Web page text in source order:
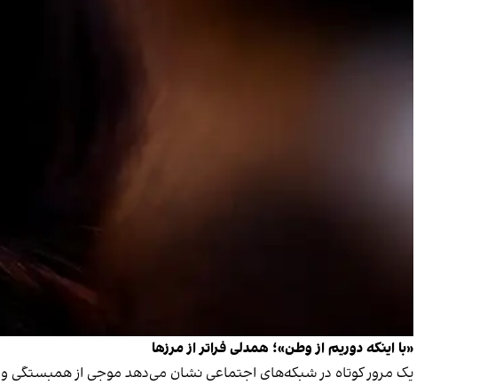
«با اینکه دوریم از وطن»؛ همدلی فراتر از مرزها
‫یک مرور کوتاه در شبکه‌های اجتماعی نشان می‌دهد موجی از همبستگی